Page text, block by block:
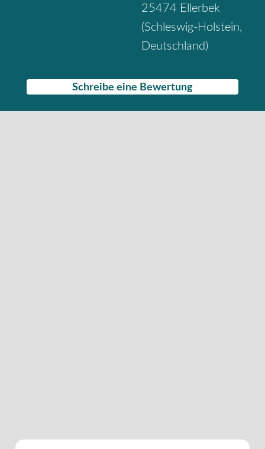
25474 Ellerbek
(Schleswig-Holstein,
Deutschland)
Schreibe eine Bewertung